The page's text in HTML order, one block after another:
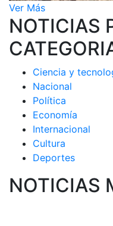
Ver Más
NOTICIAS
Ciencia y
Nacional
Política
Economía
Internacional
Cultura
Deportes
NOTICIAS